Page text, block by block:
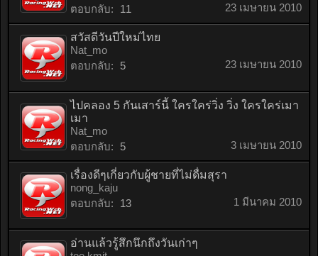
ตอบกลับ:
11 23 เมษายน 2010
สวัสดีวันปีใหม่ไทย
Nat_mo
ตอบกลับ:
5 23 เมษายน 2010
ไปคลอง 5 กันเสาร์นี้ ใครใคร่วิ่ง วิ่ง ใครใคร่เมา
เมา
Nat_mo
ตอบกลับ:
5 3 เมษายน 2010
เรื่องดีๆเกี่ยวกับผู้ชายที่ไม่ดื่มสุรา
nong_kaju
ตอบกลับ:
13 1 มีนาคม 2010
อ่านแล้วรู้สึกนึกถึงวันเก่าๆ